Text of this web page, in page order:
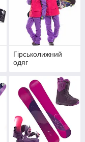
Гірськолижний
одяг